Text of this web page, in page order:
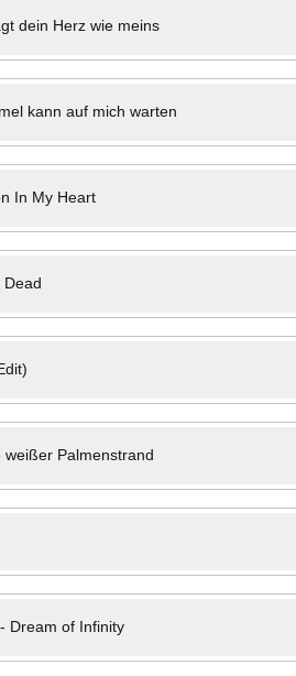
dein Herz wie meins
kann auf mich warten
In My Heart
Dead
weißer Palmenstrand
Dream of Infinity